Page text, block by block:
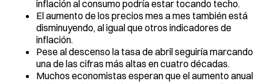
inflación al consumo podría estar tocando techo.
El aumento de los precios mes a mes también está
disminuyendo, al igual que otros indicadores de
inflación.
Pese al descenso la tasa de abril seguiría marcando
una de las cifras más altas en cuatro décadas.
Muchos economistas esperan que el aumento anual